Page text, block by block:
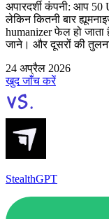
अपारदर्शी कंपनी: आप
लेकिन कितनी बार
humanizer फेल हो जाता
जाने। और दूसरों की
24 अप्रैल 2026
खुद जाँच करें
StealthGPT